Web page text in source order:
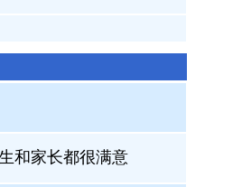
和家长都很满意